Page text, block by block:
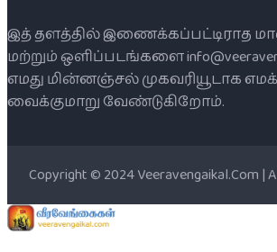
இத் தளத்தில் இணைக்கப்பட்டிராத
மற்றும் ஒளிப்படங்களை
எமது மின்னஞ்சல் முகவரியூடாக
வைக்குமாறு வேண்டுகிறோம்.
Copyright © 2024 Veeravengaikal.Com |